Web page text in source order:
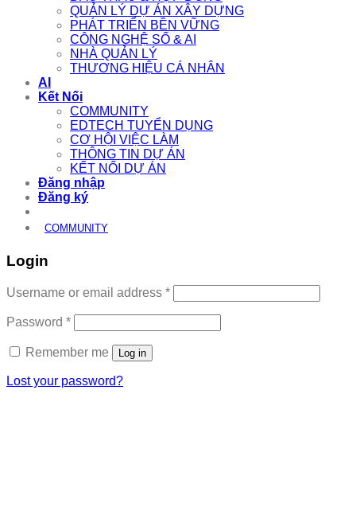
QUẢN LÝ DỰ ÁN XÂY DỰNG
PHÁT TRIỂN BỀN VỮNG
CÔNG NGHỆ SỐ & AI
NHÀ QUẢN LÝ
THƯƠNG HIỆU CÁ NHÂN
AI
Kết Nối
COMMUNITY
EDTECH TUYỂN DỤNG
CƠ HỘI VIỆC LÀM
THÔNG TIN DỰ ÁN
KẾT NỐI DỰ ÁN
Đăng nhập
Đăng ký
COMMUNITY
Login
Username or email address *Required
Password *Required
Remember me Log in
Lost your password?